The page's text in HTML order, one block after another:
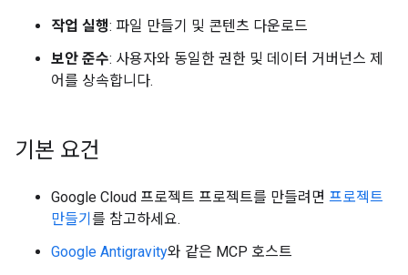
작업 실행: 파일 만들기 및 콘텐츠 다운로드
보안 준수: 사용자와 동일한 권한 및 데이터 거버넌스 제
어를 상속합니다.
기본 요건
Google Cloud 프로젝트 프로젝트를 만들려면 프로젝트
만들기 를 참고하세요.
Google Antigravity와 같은 MCP 호스트